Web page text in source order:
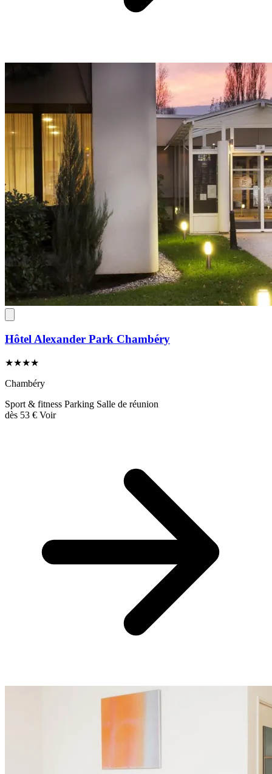
Hôtel Alexander Park Chambéry
★★★★
Chambéry
Sport & fitness Parking Salle de réunion
dès 53 € Voir